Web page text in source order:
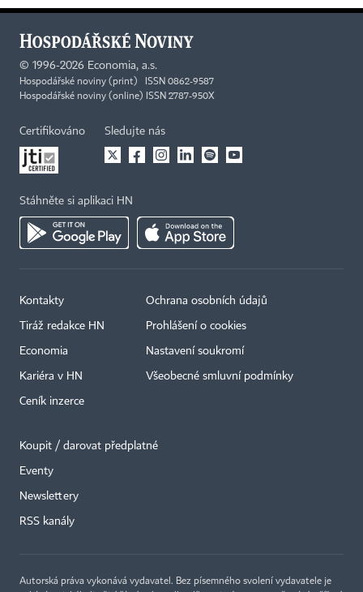
© 1996-2026 Economia, a.s.
Hospodářské noviny (print) ISSN 0862-9587
Hospodářské noviny (online) ISSN 2787-950X
Certifikováno Sledujte nás
Stáhněte si aplikaci HN
Kontakty
Tiráž redakce HN
Economia
Kariéra v HN
Ceník inzerce
Ochrana osobních údajů
Prohlášení o cookies
Nastavení soukromí
Všeobecné smluvní podmínky
Koupit / darovat předplatné
Eventy
Newslettery
RSS kanály
Autorská práva vykonává vydavatel. Bez písemného svolení vydavatele je